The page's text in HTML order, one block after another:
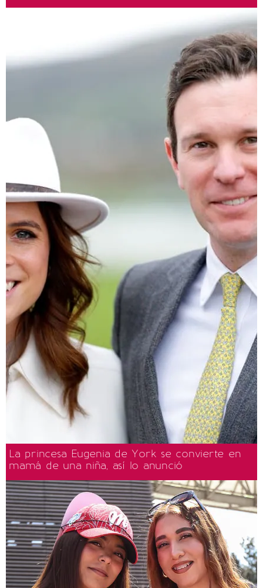
La princesa Eugenia de York se convierte en
mamá de una niña, así lo anunció